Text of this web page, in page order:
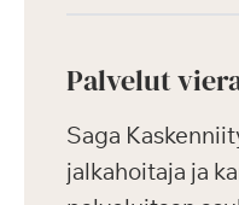
Palvelut
Saga
jalkahoitaja ja